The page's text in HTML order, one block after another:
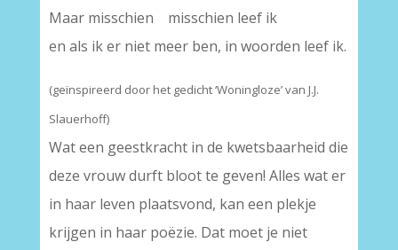
Maar misschien misschien leef ik
en als ik er niet meer ben, in woorden leef ik.
(geïnspireerd door het gedicht ‘Woningloze’ van J.J.
Slauerhoff)
Wat een geestkracht in de kwetsbaarheid die
deze vrouw durft bloot te geven! Alles wat er
in haar leven plaatsvond, kan een plekje
krijgen in haar poëzie. Dat moet je niet